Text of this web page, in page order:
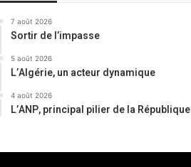
7 août 2026
Sortir de l’impasse
5 août 2026
L’Algérie, un acteur dynamique
4 août 2026
L’ANP, principal pilier de la République